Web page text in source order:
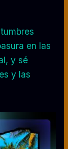
en las
y sé
y las